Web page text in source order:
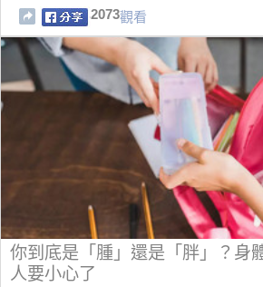
2073觀看
你到底是「腫」還是「胖」？身
人要小心了